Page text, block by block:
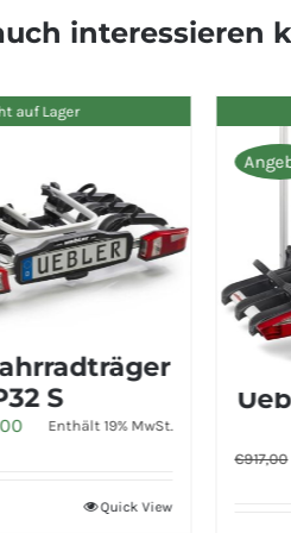
interessieren
Lager
S
Enthält 19% MwSt.
Quick View
Angebot!
917,00 €